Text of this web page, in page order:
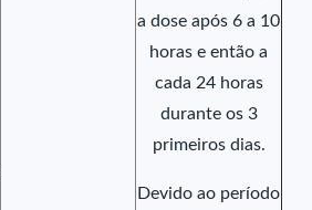
a dose após 6 a 10
horas e então a
cada 24 horas
durante os 3
primeiros dias.
Devido ao período